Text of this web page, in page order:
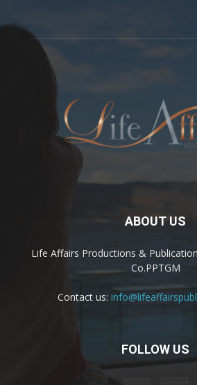
ABOUT US
Life Affairs Productions &
Co.PPTGM
Contact us:
FOLLOW US